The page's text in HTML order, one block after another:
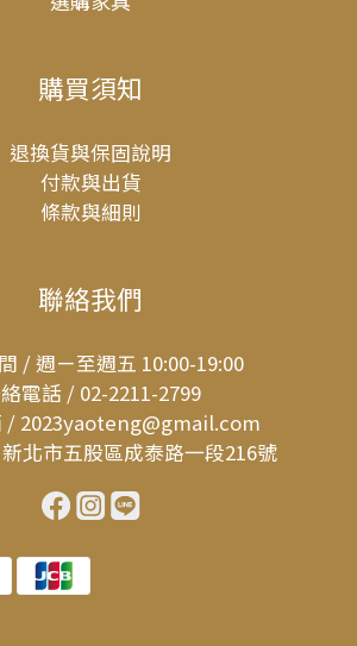
購買須知
退換貨與保固說明
付款與出貨
條款與細則
聯絡我們
/ 週ㄧ至週五 10:00-19:00
電話 / 02-2211-2799
/ 2023yaoteng@gmail.com
北市五股區成泰路一段216號